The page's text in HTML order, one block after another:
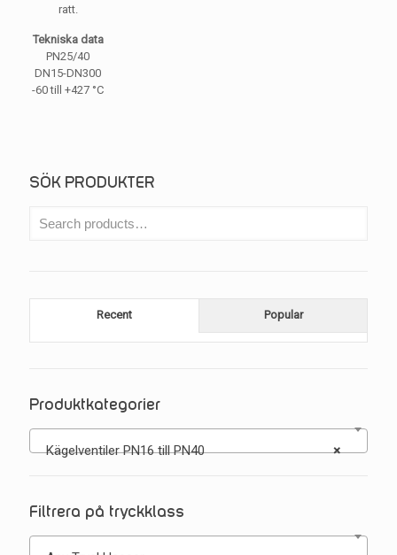
ratt.
Tekniska data
PN25/40
DN15-DN300
-60 till +427 °C
SÖK PRODUKTER
Recent Popular
Produktkategorier
×
Kägelventiler PN16 till PN40
Filtrera på tryckklass